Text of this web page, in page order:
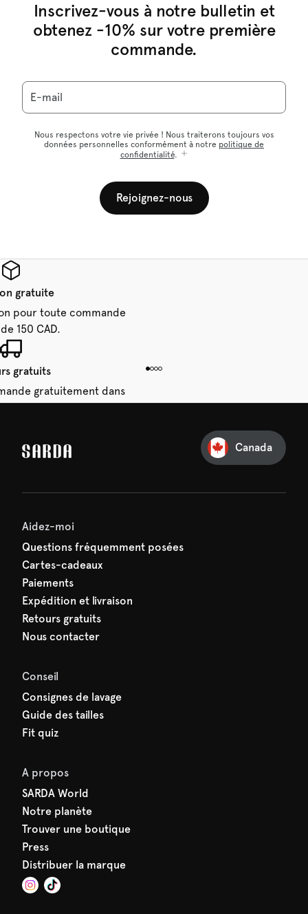
Inscrivez-vous à notre bulletin et
obtenez -10% sur votre première
commande.
E-mail
Nous respectons votre vie privée ! Nous traiterons toujours vos
données personnelles conformément à notre politique de
confidentialité.
Rejoignez-nous
gratuite
pour toute commande
150 CAD.
gratuits
gratuitement dans
jours.
commande
Canada
Aidez-moi
Questions fréquemment posées
Cartes-cadeaux
Paiements
Expédition et livraison
Retours gratuits
Nous contacter
Conseil
Consignes de lavage
Guide des tailles
Fit quiz
A propos
SARDA World
Notre planète
Trouver une boutique
Press
Distribuer la marque